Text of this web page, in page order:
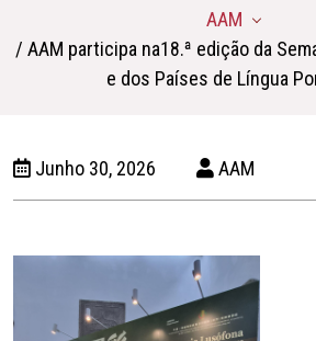
AAM
/ AAM participa na18.ª edição da
e dos Países de Língua
Junho 30, 2026 AAM